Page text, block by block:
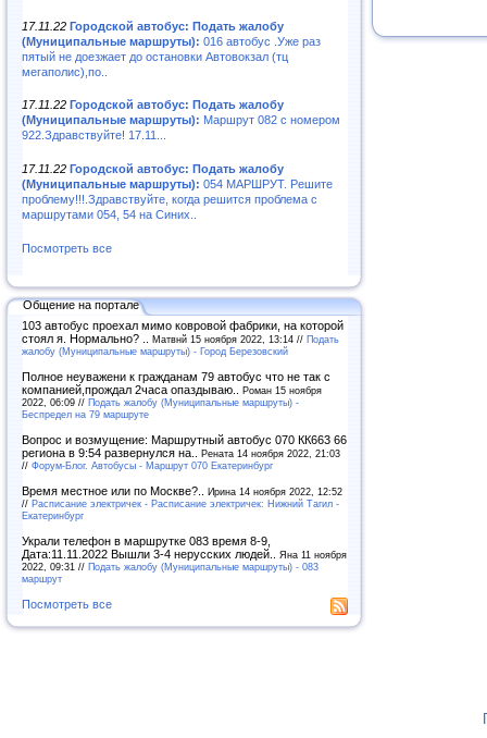
17.11.22 Городской автобус: Подать жалобу
(Муниципальные маршруты): 016 автобус .Уже раз
пятый не доезжает до остановки Автовокзал (тц
мегаполис),по..
17.11.22 Городской автобус: Подать жалобу
(Муниципальные маршруты): Маршрут 082 с номером
922.Здравствуйте! 17.11...
17.11.22 Городской автобус: Подать жалобу
(Муниципальные маршруты): 054 МАРШРУТ. Решите
проблему!!!.Здравствуйте, когда решится проблема с
маршрутами 054, 54 на Синих..
Посмотреть все
Общение на портале
103 автобус проехал мимо ковровой фабрики, на которой
стоял я. Нормально? .. Матвнй 15 ноября 2022, 13:14 // Подать
жалобу (Муниципальные маршруты) - Город Березовский
Полное неуважени к гражданам 79 автобус что не так с
компанией,прождал 2часа опаздываю.. Роман 15 ноября
2022, 06:09 // Подать жалобу (Муниципальные маршруты) -
Беспредел на 79 маршруте
Вопрос и возмущение: Маршрутный автобус 070 КК663 66
региона в 9:54 развернулся на.. Рената 14 ноября 2022, 21:03
// Форум-Блог. Автобусы - Маршрут 070 Екатеринбург
Время местное или по Москве?.. Ирина 14 ноября 2022, 12:52
// Расписание электричек - Расписание электричек: Нижний Тагил -
Екатеринбург
Украли телефон в маршрутке 083 время 8-9,
Дата:11.11.2022 Вышли 3-4 нерусских людей.. Яна 11 ноября
2022, 09:31 // Подать жалобу (Муниципальные маршруты) - 083
маршрут
Посмотреть все